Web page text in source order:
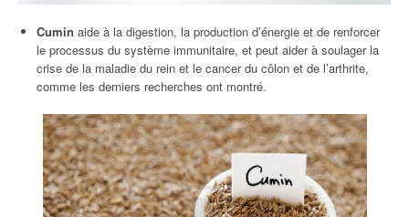
Cumin aide à la digestion, la production d’énergie et de renforcer
le processus du système immunitaire, et peut aider à soulager la
crise de la maladie du rein et le cancer du côlon et de l’arthrite,
comme les derniers recherches ont montré.